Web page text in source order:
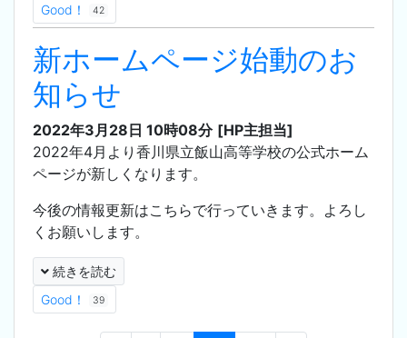
Good！
42
新ホームページ始動のお
知らせ
2022年3月28日 10時08分 [HP主担当]
2022年4月より香川県立飯山高等学校の公式ホーム
ページが新しくなります。
今後の情報更新はこちらで行っていきます。よろし
くお願いします。
続きを読む
Good！
39